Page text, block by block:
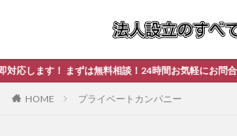
します！ まずは無料相談！24時間お気軽にお問合
HOME プライベートカンパニー